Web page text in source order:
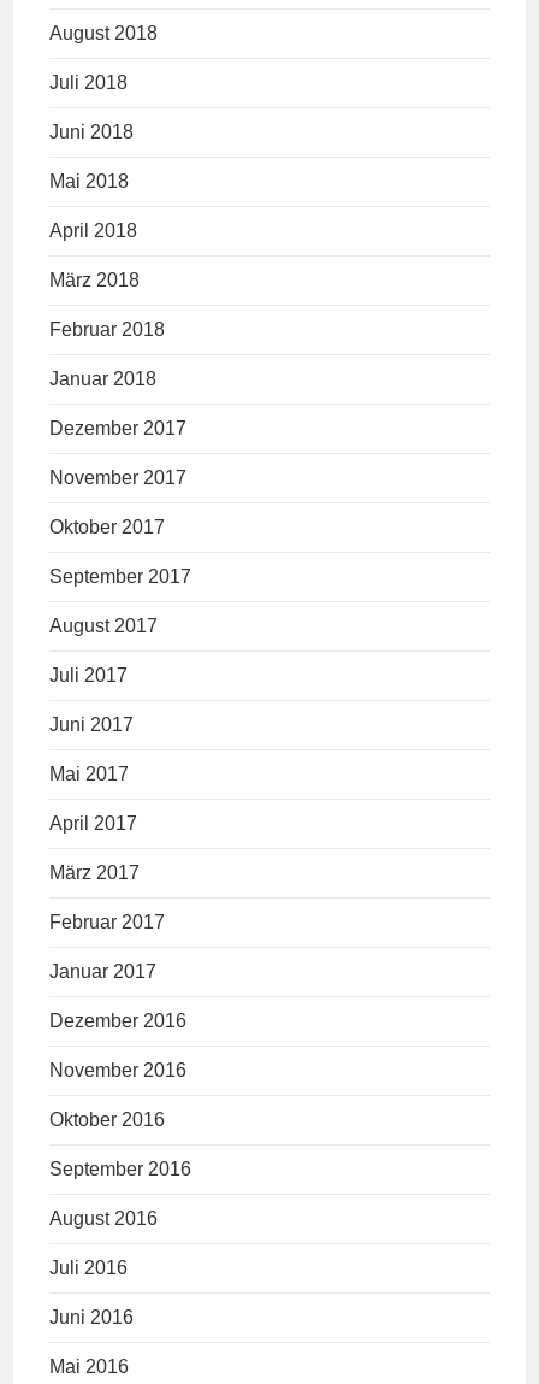
August 2018
Juli 2018
Juni 2018
Mai 2018
April 2018
März 2018
Februar 2018
Januar 2018
Dezember 2017
November 2017
Oktober 2017
September 2017
August 2017
Juli 2017
Juni 2017
Mai 2017
April 2017
März 2017
Februar 2017
Januar 2017
Dezember 2016
November 2016
Oktober 2016
September 2016
August 2016
Juli 2016
Juni 2016
Mai 2016